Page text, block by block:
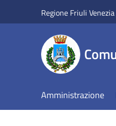
Regione Friuli
Amministrazione